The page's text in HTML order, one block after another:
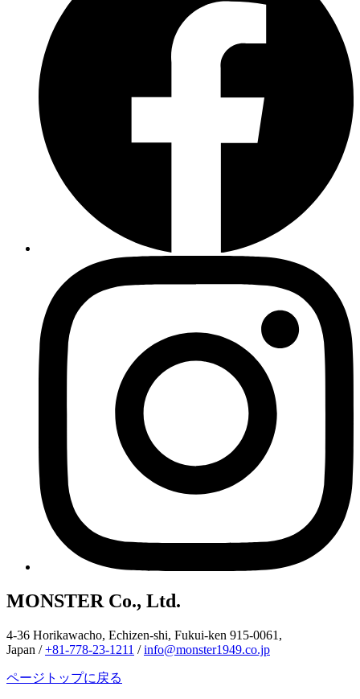
MONSTER Co., Ltd.
4-36 Horikawacho, Echizen-shi, Fukui-ken 915-0061,
Japan /+81-778-23-1211 /info@monster1949.co.jp
ページトップに戻る